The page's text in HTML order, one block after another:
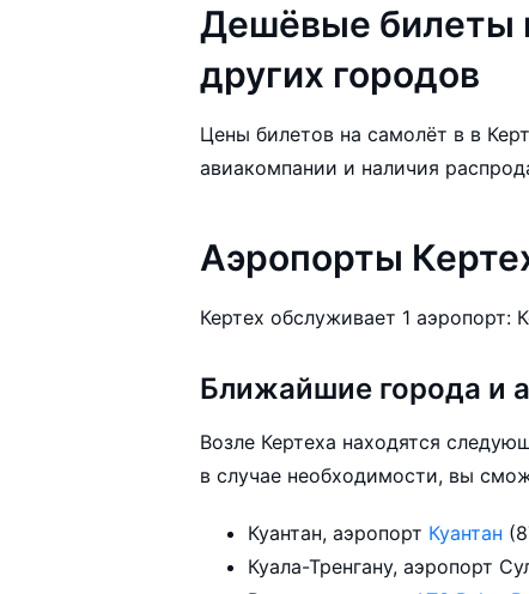
Дешёвые билеты
других городов
Цены билетов на самолёт в в
авиакомпании и наличия
Аэропорты
Кертех обслуживает 1 аэропорт:
Ближайшие города и
Возле Кертеха находятся
в случае необходимости, вы
Куантан, аэропорт Куантан
Куала-Тренгану, аэропорт